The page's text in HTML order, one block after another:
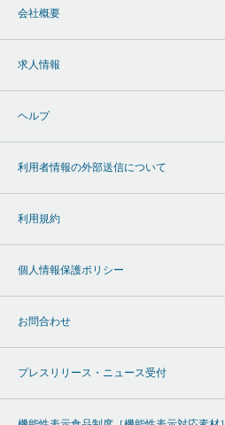
会社概要
求人情報
ヘルプ
利用者情報の外部送信について
利用規約
個人情報保護ポリシー
お問合わせ
プレスリリース・ニュース受付